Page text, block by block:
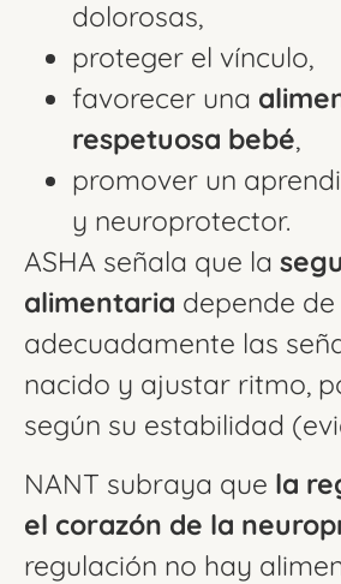
dolorosas,
proteger el vínculo,
favorecer una
respetuosa bebé,
promover un
y neuroprotector.
ASHA señala que la
alimentaria depende
adecuadamente las
nacido y ajustar ritmo,
según su estabilidad
NANT subraya que la
el corazón de la
regulación no hay